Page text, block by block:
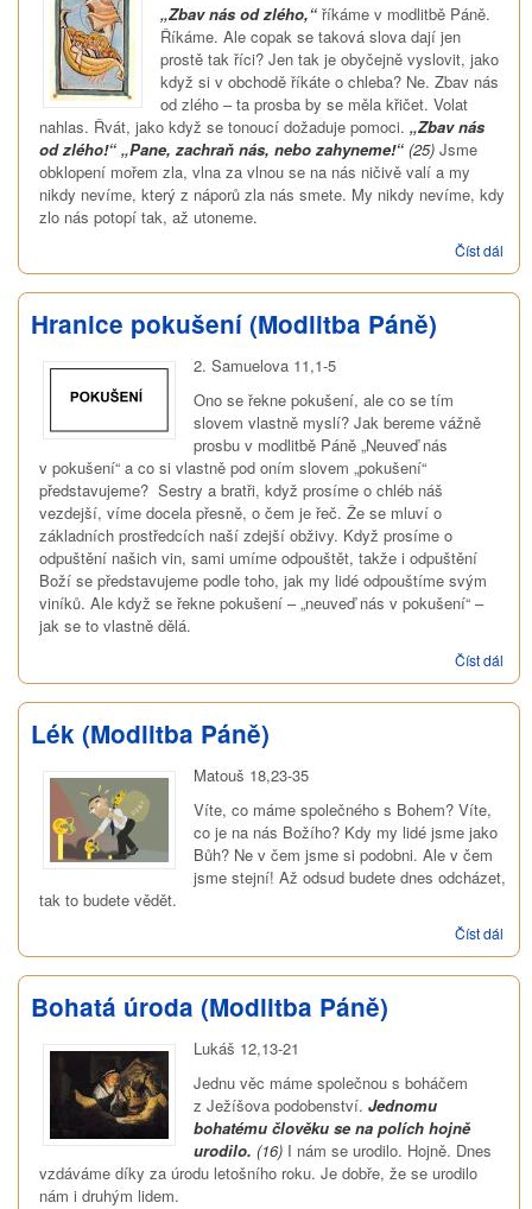
„Zbav nás od zlého,“ říkáme v modlitbě Páně.
Říkáme. Ale copak se taková slova dají jen
prostě tak říci? Jen tak je obyčejně vyslovit, jako
když si v obchodě říkáte o chleba? Ne. Zbav nás
od zlého – ta prosba by se měla křičet. Volat
nahlas. Řvát, jako když se tonoucí dožaduje pomoci. „Zbav nás
od zlého!“ „Pane, zachraň nás, nebo zahyneme!“ (25)Jsme
obklopení mořem zla, vlna za vlnou se na nás ničivě valí a my
nikdy nevíme, který z náporů zla nás smete. My nikdy nevíme, kdy
zlo nás potopí tak, až utoneme.
Číst dál
Hranice pokušení (Modlitba Páně)
2. Samuelova 11,1-5
Ono se řekne pokušení, ale co se tím
slovem vlastně myslí? Jak bereme vážně
prosbu v modlitbě Páně „Neuveď nás
v pokušení“ a co si vlastně pod oním slovem „pokušení“
představujeme? Sestry a bratři, když prosíme o chléb náš
vezdejší, víme docela přesně, o čem je řeč. Že se mluví o
základních prostředcích naší zdejší obživy. Když prosíme o
odpuštění našich vin, sami umíme odpouštět, takže i odpuštění
Boží se představujeme podle toho, jak my lidé odpouštíme svým
viníků. Ale když se řekne pokušení – „neuveď nás v pokušení“ –
jak se to vlastně dělá.
Číst dál
Lék (Modlitba Páně)
Matouš 18,23-35
Víte, co máme společného s Bohem? Víte,
co je na nás Božího? Kdy my lidé jsme jako
Bůh? Ne v čem jsme si podobni. Ale v čem
jsme stejní! Až odsud budete dnes odcházet,
tak to budete vědět.
Číst dál
Bohatá úroda (Modlitba Páně)
Lukáš 12,13-21
Jednu věc máme společnou s boháčem
z Ježíšova podobenství. Jednomu
bohatému člověku se na polích hojně
urodilo. (16) I nám se urodilo. Hojně. Dnes
vzdáváme díky za úrodu letošního roku. Je dobře, že se urodilo
nám i druhým lidem.